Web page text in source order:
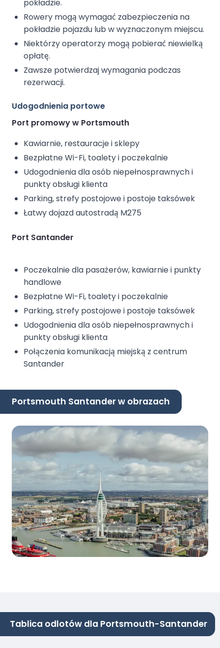
pokładzie.
Rowery mogą wymagać zabezpieczenia na
pokładzie pojazdu lub w wyznaczonym miejscu.
Niektórzy operatorzy mogą pobierać niewielką
opłatę.
Zawsze potwierdzaj wymagania podczas
rezerwacji.
Udogodnienia portowe
Port promowy w Portsmouth
Kawiarnie, restauracje i sklepy
Bezpłatne Wi-Fi, toalety i poczekalnie
Udogodnienia dla osób niepełnosprawnych i
punkty obsługi klienta
Parking, strefy postojowe i postoje taksówek
Łatwy dojazd autostradą M275
Port Santander
Poczekalnie dla pasażerów, kawiarnie i punkty
handlowe
Bezpłatne Wi-Fi, toalety i poczekalnie
Parking, strefy postojowe i postoje taksówek
Udogodnienia dla osób niepełnosprawnych i
punkty obsługi klienta
Połączenia komunikacją miejską z centrum
Santander
Portsmouth Santander w obrazach
Tablica odlotów dla Portsmouth-Santander